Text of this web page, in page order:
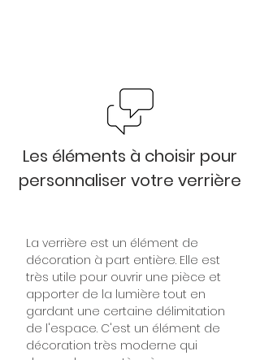
Les éléments à choisir pour
personnaliser votre verrière
La verrière est un élément de
décoration à part entière. Elle est
très utile pour ouvrir une pièce et
apporter de la lumière tout en
gardant une certaine délimitation
de l'espace. C'est un élément de
décoration très moderne qui